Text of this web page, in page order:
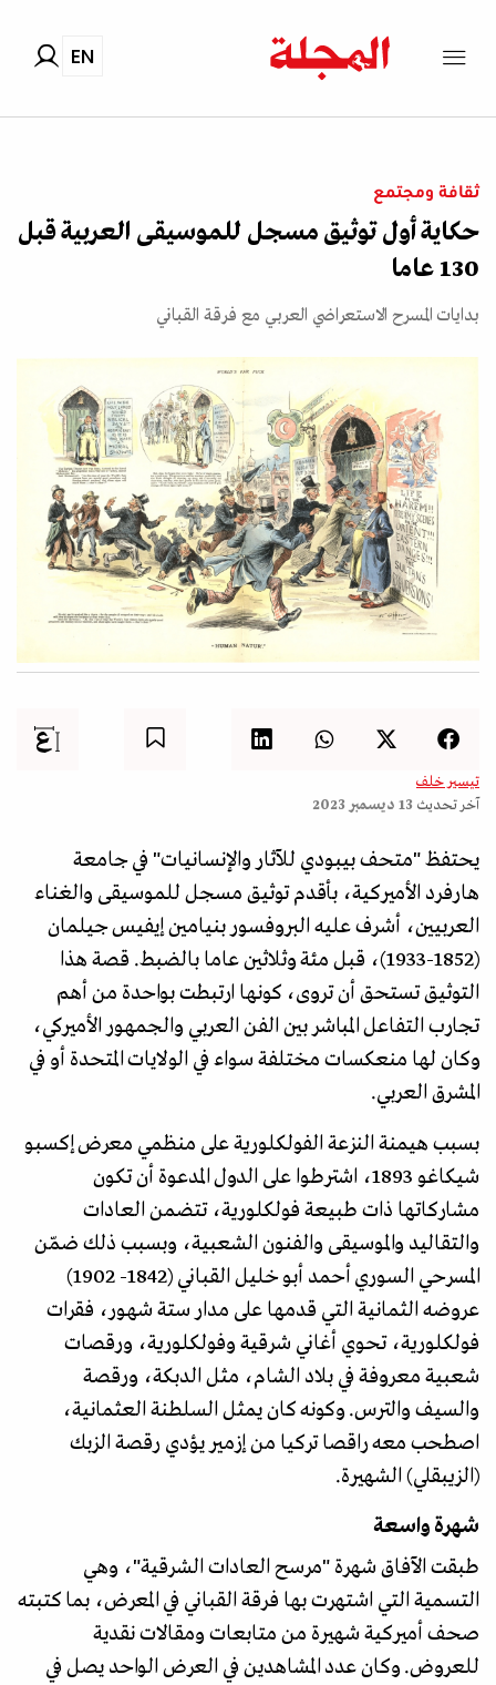
EN
ثقافة ومجتمع
حكاية أول توثيق مسجل للموسيقى العربية قبل
130 عاما
بدايات المسرح الاستعراضي العربي مع فرقة القباني
تيسير خلف
آخر تحديث 13 ديسمبر 2023
يحتفظ "متحف بيبودي للآثار والإنسانيات" في جامعة
هارفرد الأميركية، بأقدم توثيق مسجل للموسيقى والغناء
العربيين، أشرف عليه البروفسور بنيامين إيفيس جيلمان
(1852-1933)، قبل مئة وثلاثين عاما بالضبط. قصة هذا
التوثيق تستحق أن تروى، كونها ارتبطت بواحدة من أهم
تجارب التفاعل المباشر بين الفن العربي والجمهور الأميركي،
وكان لها منعكسات مختلفة سواء في الولايات المتحدة أو في
المشرق العربي.
بسبب هيمنة النزعة الفولكلورية على منظمي معرض إكسبو
شيكاغو 1893، اشترطوا على الدول المدعوة أن تكون
مشاركاتها ذات طبيعة فولكلورية، تتضمن العادات
والتقاليد والموسيقى والفنون الشعبية، وبسبب ذلك ضمّن
المسرحي السوري أحمد أبو خليل القباني (1842- 1902)
عروضه الثمانية التي قدمها على مدار ستة شهور، فقرات
فولكلورية، تحوي أغاني شرقية وفولكلورية، ورقصات
شعبية معروفة في بلاد الشام، مثل الدبكة، ورقصة
والسيف والترس. وكونه كان يمثل السلطنة العثمانية،
اصطحب معه راقصا تركيا من إزمير يؤدي رقصة الزبك
(الزيبقلي) الشهيرة.
شهرة واسعة
طبقت الآفاق شهرة "مرسح العادات الشرقية"، وهي
التسمية التي اشتهرت بها فرقة القباني في المعرض، بما كتبته
صحف أميركية شهيرة من متابعات ومقالات نقدية
للعروض. وكان عدد المشاهدين في العرض الواحد يصل في